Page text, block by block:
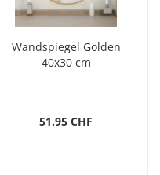
Wandspiegel Golden
40x30 cm
51.95 CHF